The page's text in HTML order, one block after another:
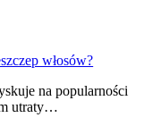
włosów?
na popularności
utraty…